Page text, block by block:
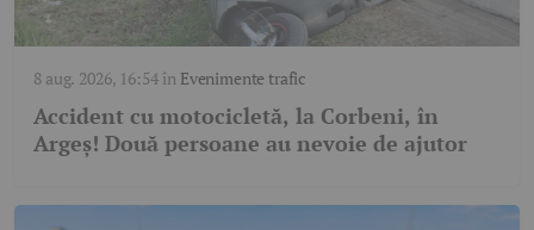
8 aug. 2026, 16:54în Evenimente trafic
Accident cu motocicletă, la Corbeni, în
Argeș! Două persoane au nevoie de ajutor